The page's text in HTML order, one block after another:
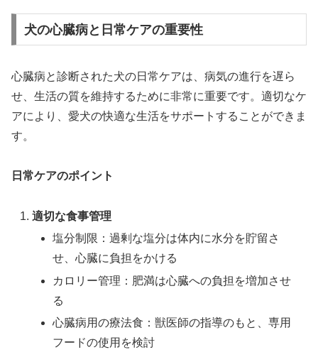
犬の心臓病と日常ケアの重要性
心臓病と診断された犬の日常ケアは、病気の進行を遅ら
せ、生活の質を維持するために非常に重要です。適切なケ
アにより、愛犬の快適な生活をサポートすることができま
す。
日常ケアのポイント
適切な食事管理
塩分制限：過剰な塩分は体内に水分を貯留さ
せ、心臓に負担をかける
カロリー管理：肥満は心臓への負担を増加させ
る
心臓病用の療法食：獣医師の指導のもと、専用
フードの使用を検討